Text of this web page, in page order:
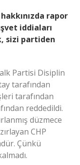
rapor
iddiaları
sizi partiden
Partisi Disiplin
tarafından
tarafından
reddedildi.
düzmece
CHP
Çünkü